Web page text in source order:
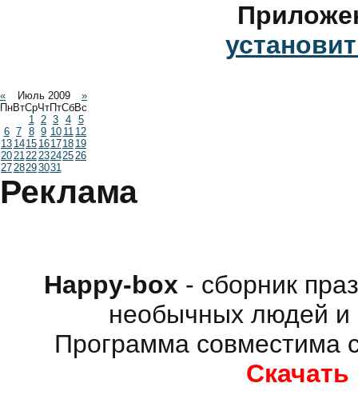
« Июль 2009
»
ПнВтСрЧтПтСбВс
1 2 3 4
5
6 7 8 9 10 11 12
13 1415 161718 19
20212223242526
2728293031
Реклама
Happy-box - сборник
необычных людей и
Программа совместима